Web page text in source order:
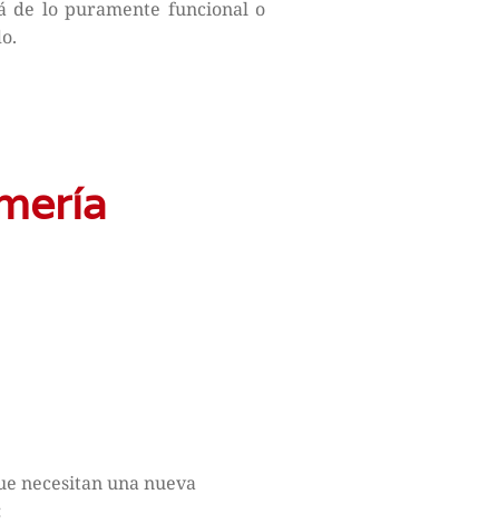
de lo puramente funcional o
necesitan una nueva